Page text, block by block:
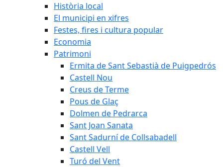
Història local
El municipi en xifres
Festes, fires i cultura popular
Economia
Patrimoni
Ermita de Sant Sebastià de Puigpedrós
Castell Nou
Creus de Terme
Pous de Glaç
Dolmen de Pedrarca
Sant Joan Sanata
Sant Sadurní de Collsabadell
Castell Vell
Turó del Vent